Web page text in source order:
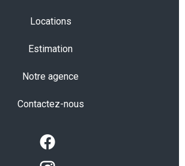
Locations
Estimation
Notre agence
Contactez-nous